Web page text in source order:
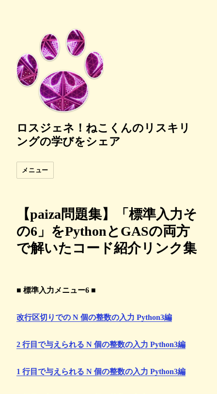
ロスジェネ！ねこくんのリスキリ
ングの学びをシェア
メニュー
【paiza問題集】「標準入力そ
の6」をPythonとGASの両方
で解いたコード紹介リンク集
■ 標準入力メニュー6 ■
改行区切りでの N 個の整数の入力 Python3編
2 行目で与えられる N 個の整数の入力 Python3編
1 行目で与えられる N 個の整数の入力 Python3編